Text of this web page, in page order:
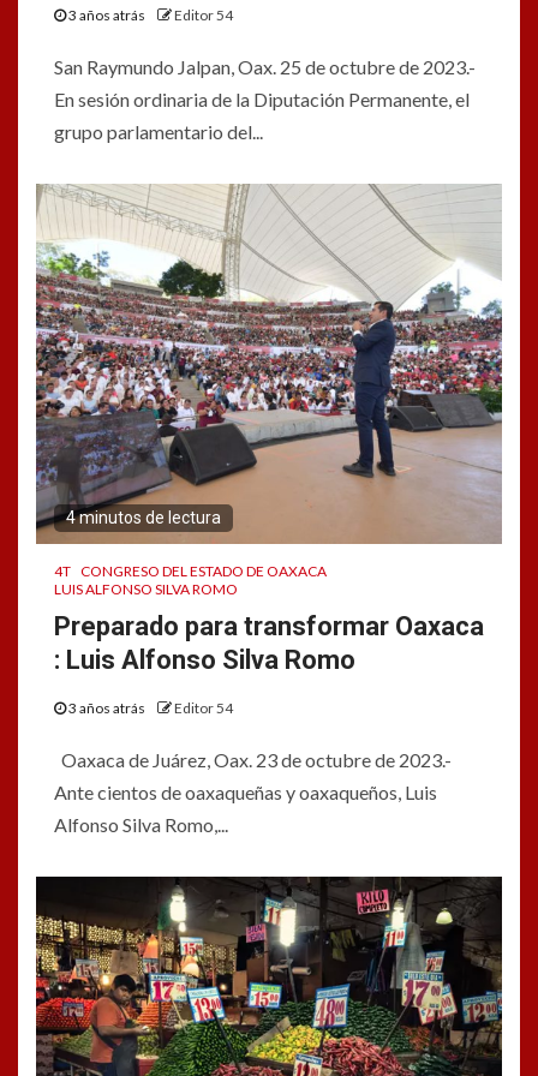
3 años atrás Editor 54
San Raymundo Jalpan, Oax. 25 de octubre de 2023.-
En sesión ordinaria de la Diputación Permanente, el
grupo parlamentario del...
4 minutos de lectura
4T CONGRESO DEL ESTADO DE OAXACA
LUIS ALFONSO SILVA ROMO
Preparado para transformar Oaxaca
: Luis Alfonso Silva Romo
3 años atrás Editor 54
Oaxaca de Juárez, Oax. 23 de octubre de 2023.-
Ante cientos de oaxaqueñas y oaxaqueños, Luis
Alfonso Silva Romo,...